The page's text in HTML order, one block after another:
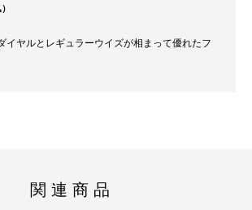
イヤルとレギュラーウイズが相まって優れたフ
関 連 商 品